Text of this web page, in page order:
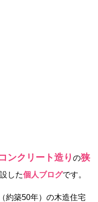
ンクリート造り の狭
した個人ブログです。
約築50年）の木造住宅